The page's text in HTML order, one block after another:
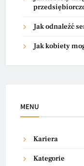
Jak odnaleźć
Jak kobiety
MENU
Kariera
Kategorie